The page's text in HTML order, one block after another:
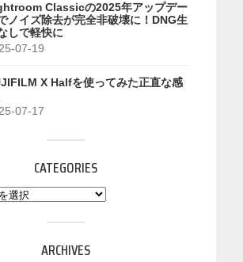
Classicの2025年アップデー
ノイズ除去が完全非破壊に！DNG生
しで軽快に
07-19
X Halfを使ってみた正直な感
07-17
CATEGORIES
ARCHIVES